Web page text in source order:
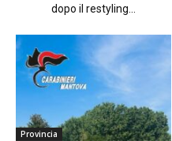
dopo il restyling...
Provincia